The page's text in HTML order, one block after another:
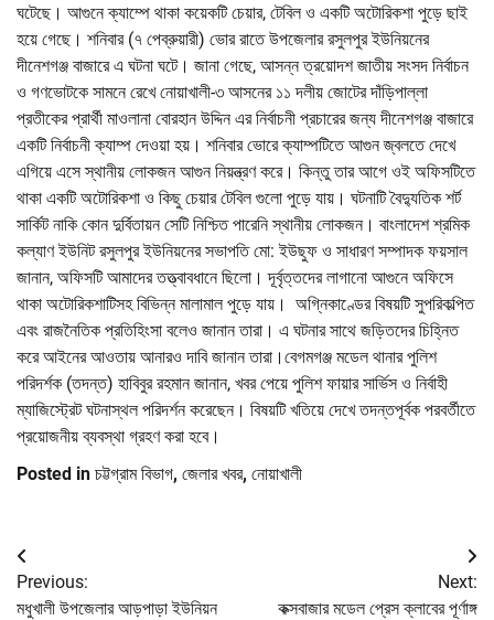
ঘটেছে। আগুনে ক্যাম্পে থাকা কয়েকটি চেয়ার, টেবিল ও একটি অটোরিকশা পুড়ে ছাই
হয়ে গেছে। শনিবার (৭ পেব্রুয়ারী) ভোর রাতে উপজেলার রসুলপুর ইউনিয়নের
দীনেশগঞ্জ বাজারে এ ঘটনা ঘটে। জানা গেছে, আসন্ন ত্রয়োদশ জাতীয় সংসদ নির্বাচন
ও গণভোটকে সামনে রেখে নোয়াখালী-৩ আসনের ১১ দলীয় জোটের দাঁড়িপাল্লা
প্রতীকের প্রার্থী মাওলানা বোরহান উদ্দিন এর নির্বাচনী প্রচারের জন্য দীনেশগঞ্জ বাজারে
একটি নির্বাচনী ক্যাম্প দেওয়া হয়। শনিবার ভোরে ক্যাম্পটিতে আগুন জ্বলতে দেখে
এগিয়ে এসে স্থানীয় লোকজন আগুন নিয়ন্ত্রণ করে। কিন্তু তার আগে ওই অফিসটিতে
থাকা একটি অটোরিকশা ও কিছু চেয়ার টেবিল গুলো পুড়ে যায়। ঘটনাটি বৈদ্যুতিক শর্ট
সার্কিট নাকি কোন দুর্বিতায়ন সেটি নিশ্চিত পারেনি স্থানীয় লোকজন। বাংলাদেশ শ্রমিক
কল্যাণ ইউনিট রসুলপুর ইউনিয়নের সভাপতি মো: ইউছুফ ও সাধারণ সম্পাদক ফয়সাল
জানান, অফিসটি আমাদের তত্ত্বাবধানে ছিলো। দূর্বৃত্তদের লাগানো আগুনে অফিসে
থাকা অটোরিকশাটিসহ বিভিন্ন মালামাল পুড়ে যায়। অগ্নিকাণ্ডের বিষয়টি সুপরিকল্পিত
এবং রাজনৈতিক প্রতিহিংসা বলেও জানান তারা। এ ঘটনার সাথে জড়িতদের চিহ্নিত
করে আইনের আওতায় আনারও দাবি জানান তারা।বেগমগঞ্জ মডেল থানার পুলিশ
পরিদর্শক (তদন্ত) হাবিবুর রহমান জানান, খবর পেয়ে পুলিশ ফায়ার সার্ভিস ও নির্বাহী
ম্যাজিস্ট্রেট ঘটনাস্থল পরিদর্শন করেছেন। বিষয়টি খতিয়ে দেখে তদন্তপূর্বক পরবর্তীতে
প্রয়োজনীয় ব্যবস্থা গ্রহণ করা হবে।
Posted in চট্টগ্রাম বিভাগ, জেলার খবর, নোয়াখালী
Post
navigation
Previous:
মধুখালী উপজেলার আড়পাড়া ইউনিয়ন
Next:
কক্সবাজার মডেল প্রেস ক্লাবের পূর্ণাঙ্গ